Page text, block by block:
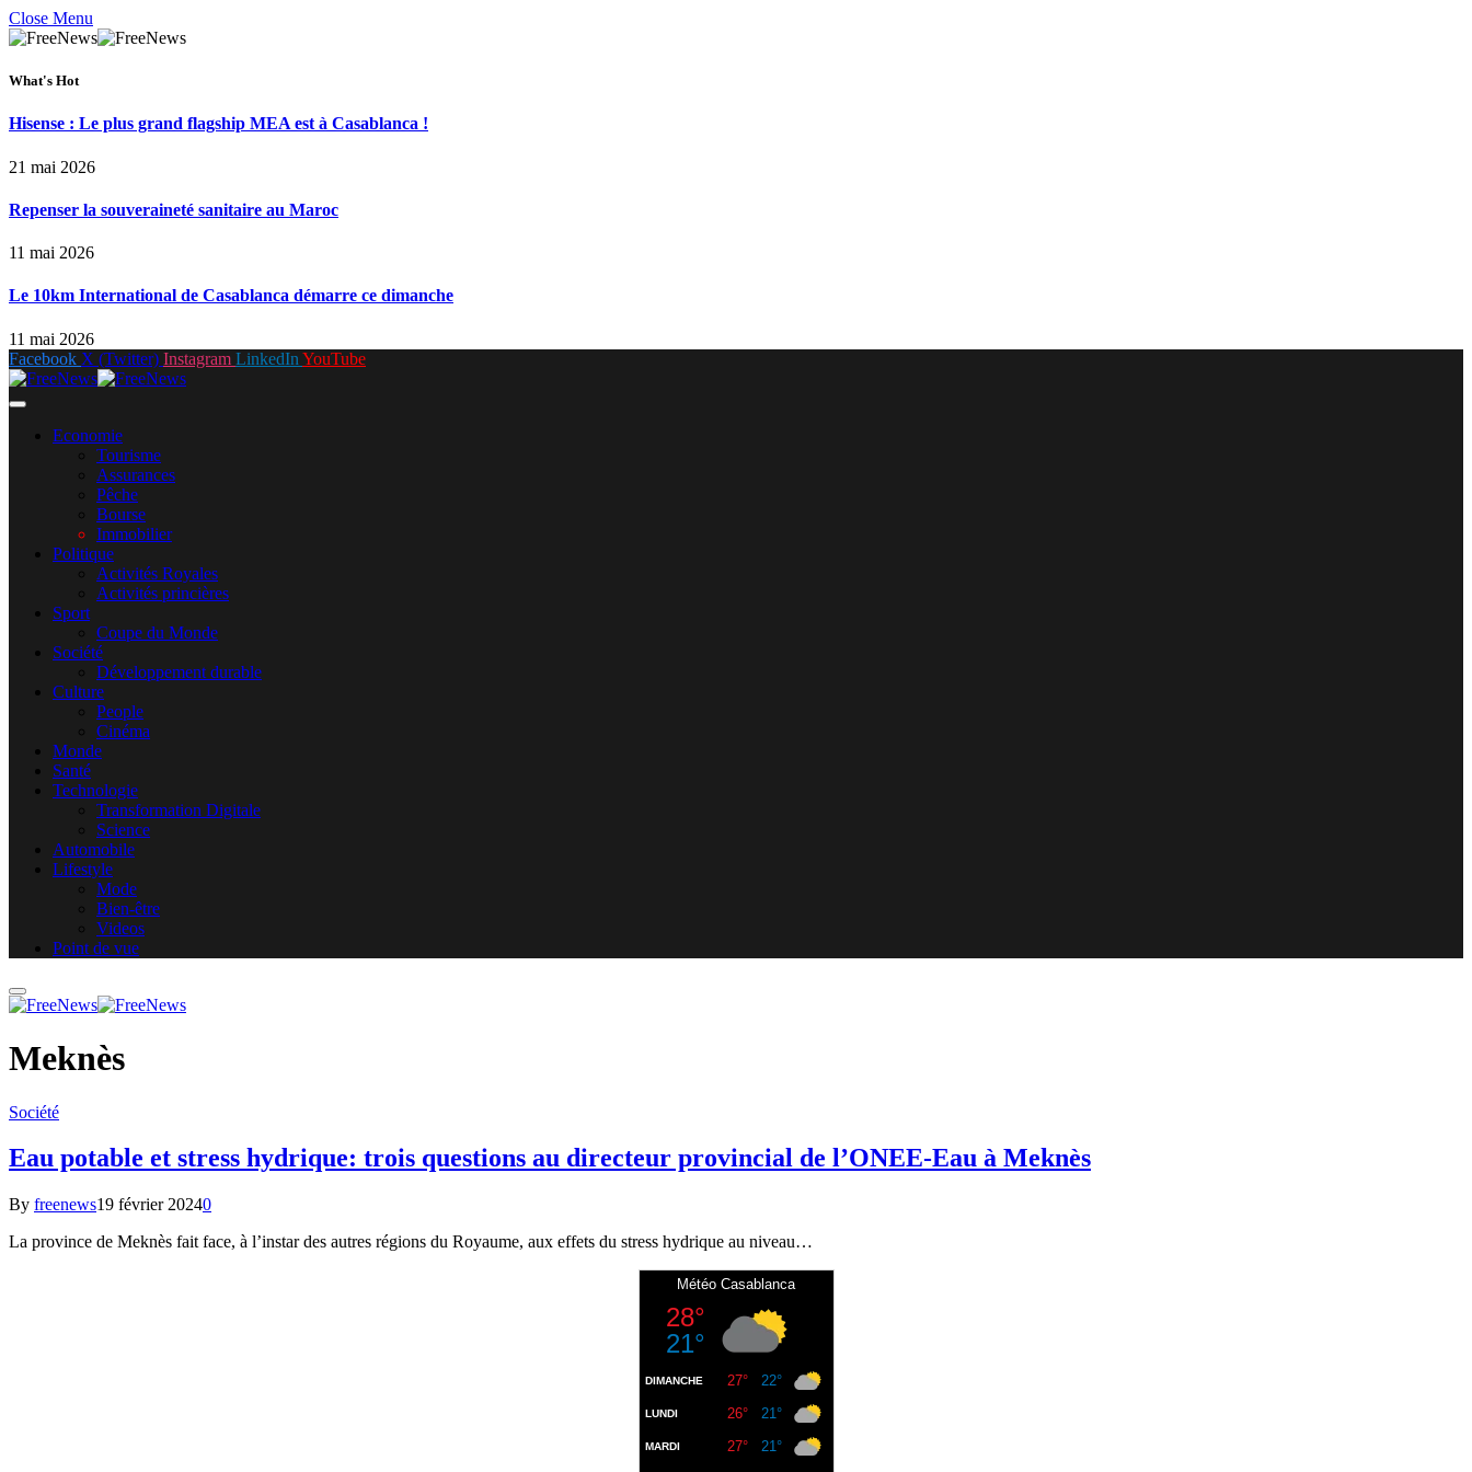
Close Menu
What's Hot
Hisense : Le plus grand flagship MEA est à Casablanca !
21 mai 2026
Repenser la souveraineté sanitaire au Maroc
11 mai 2026
Le 10km International de Casablanca démarre ce dimanche
11 mai 2026
Facebook X (Twitter) Instagram LinkedIn YouTube
Economie
Tourisme
Assurances
Pêche
Bourse
Immobilier
Politique
Activités Royales
Activités princières
Sport
Coupe du Monde
Société
Développement durable
Culture
People
Cinéma
Monde
Santé
Technologie
Transformation Digitale
Science
Automobile
Lifestyle
Mode
Bien-être
Videos
Point de vue
Meknès
Société
Eau potable et stress hydrique: trois questions au directeur provincial de l’ONEE-Eau à Meknès
By freenews19 février 20240
La province de Meknès fait face, à l’instar des autres régions du Royaume, aux effets du stress hydrique au niveau…